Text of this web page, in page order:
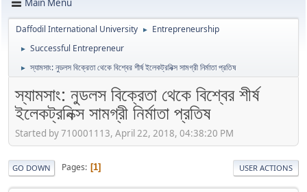
Daffodil International University ► Entrepreneurship
► Successful Entrepreneur
► স্যামসাং: নুডলস বিক্রেতা থেকে বিশ্বের শীর্ষ ইলেকট্রনিক্স সামগ্রী নির্মাতা প্রতিষ
স্যামসাং: নুডলস বিক্রেতা থেকে বিশ্বের শীর্ষ
ইলেকট্রনিক্স সামগ্রী নির্মাতা প্রতিষ
Started by 710001113, April 22, 2018, 04:38:20 PM
GO DOWN Pages 1 USER ACTIONS